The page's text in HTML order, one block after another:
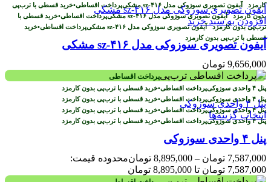
کارمزد
پرداخت اقساطی•خرید قسطی با ترب‌پی
بدون کارمزد
پرداخت اقساطی•خرید قسطی با
ترب‌پی بدون کارمزد
پرداخت اقساطی•خرید
قسطی با ترب‌پی بدون کارمزد
افزودن به سبد خرید
آیفون تصویری سوزوکی مدل sz-۴۱۶ مشکی
9,656,000 تومان
پرداخت اقساطی
پرداخت اقساطی•خرید قسطی با ترب‌پی بدون کارمزد
پرداخت اقساطی•خرید قسطی با ترب‌پی بدون کارمزد
پرداخت اقساطی•خرید قسطی با ترب‌پی بدون کارمزد
پرداخت اقساطی•خرید قسطی با ترب‌پی بدون کارمزد
انتخاب گزینه‌ها
پنل ۴ واحدی سوزوکی
7,587,000 تومان –
8,895,000 تومانمحدوده قیمت:
7,587,000 تومان تا 8,895,000 تومان